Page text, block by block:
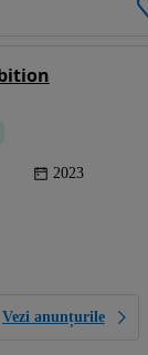
2023
Vezi anunțurile